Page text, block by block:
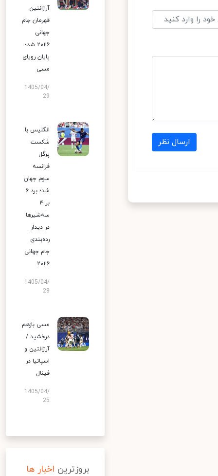
ارسال نظر
آرژانتین
قهرمان جام
جهانی
۲۰۲۶ شد؛
پایان رویای
مسی
1405/04/
29
انگلیس با
شکست
پرگل
فرانسه
سوم جهان
شد؛ برد ۶
بر ۴
سه‌شیرها
در دیدار
رده‌بندی
جام جهانی
۲۰۲۶
1405/04/
28
مسی بازهم
درخشید /
آرژانتین و
اسپانیا در
فینال
1405/04/
25
بروزترین اخبار ها